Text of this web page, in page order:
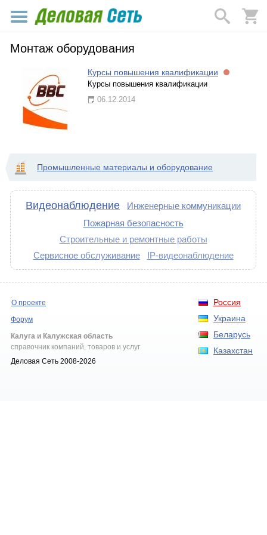
Монтаж оборудования
Курсы повышения квалификации
Курсы повышения квалификации
06.12.2014
Промышленные материалы и оборудование
Видеонаблюдение
Инженерные коммуникации
Пожарная безопасность
Строительные и ремонтные работы
Сервисное обслуживание
IP-видеонаблюдение
Россия
Украина
Беларусь
Казахстан
О проекте
Форум
Калуга и Калужская область
справочник компаний, товаров и услуг
Деловая Сеть 2008-2026